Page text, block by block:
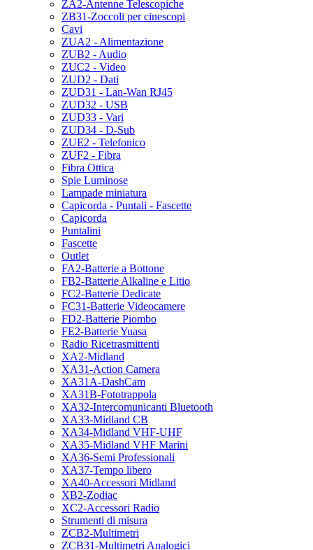
ZA2-Antenne Telescopiche
ZB31-Zoccoli per cinescopi
Cavi
ZUA2 - Alimentazione
ZUB2 - Audio
ZUC2 - Video
ZUD2 - Dati
ZUD31 - Lan-Wan RJ45
ZUD32 - USB
ZUD33 - Vari
ZUD34 - D-Sub
ZUE2 - Telefonico
ZUF2 - Fibra
Fibra Ottica
Spie Luminose
Lampade miniatura
Capicorda - Puntali - Fascette
Capicorda
Puntalini
Fascette
Outlet
FA2-Batterie a Bottone
FB2-Batterie Alkaline e Litio
FC2-Batterie Dedicate
FC31-Batterie Videocamere
FD2-Batterie Piombo
FE2-Batterie Yuasa
Radio Ricetrasmittenti
XA2-Midland
XA31-Action Camera
XA31A-DashCam
XA31B-Fototrappola
XA32-Intercomunicanti Bluetooth
XA33-Midland CB
XA34-Midland VHF-UHF
XA35-Midland VHF Marini
XA36-Semi Professionali
XA37-Tempo libero
XA40-Accessori Midland
XB2-Zodiac
XC2-Accessori Radio
Strumenti di misura
ZCB2-Multimetri
ZCB31-Multimetri Analogici